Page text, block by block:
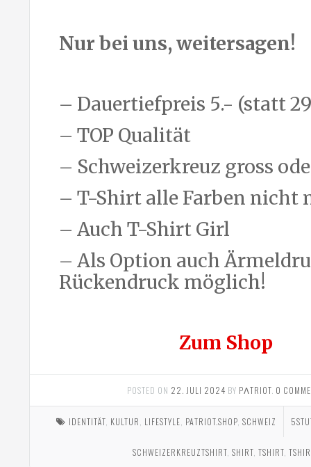
Nur bei uns, weitersagen!
– Dauertiefpreis 5.- (statt
– TOP Qualität
– Schweizerkreuz gross
– T-Shirt alle Farben nicht
– Auch T-Shirt Girl
– Als Option auch
Rückendruck möglich!
Zum Shop
POSTED ON 22. JULI 2024 BY PΛTRIOT. 0
IDENTITÄT, KULTUR, LIFESTYLE, PATRIOT.SHOP,SCHWEIZ
SCHWEIZERKREUZTSHIRT,SHIRT,TSHIRT,